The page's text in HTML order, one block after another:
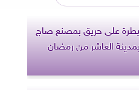
على حريق بمصنع صاج
العاشر من رمضان